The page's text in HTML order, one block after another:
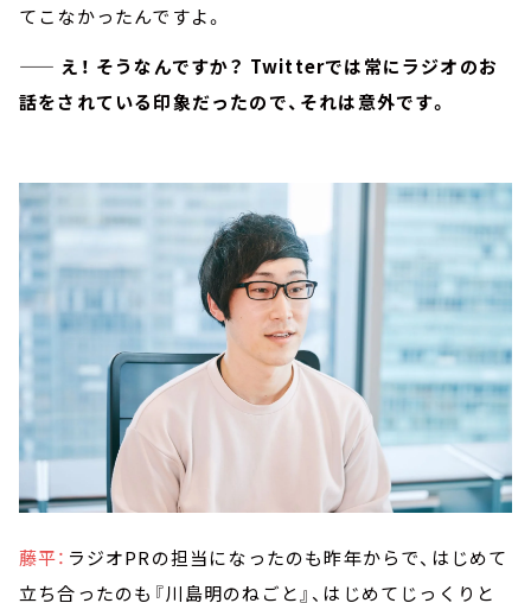
てこなかったんですよ。
—— え！ そうなんですか？ Twitterでは常にラジオのお
話をされている印象だったので、それは意外です。
藤平： ラジオPRの担当になったのも昨年からで、はじめて
立ち合ったのも『川島明のねごと』、はじめてじっくりと